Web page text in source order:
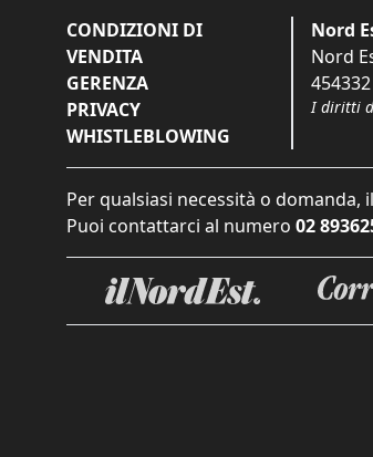
CONDIZIONI DI
VENDITA
GERENZA
PRIVACY
WHISTLEBLOWING
Nord
Nord
454332
I diritti
Per qualsiasi necessità o
Puoi contattarci al numero 02